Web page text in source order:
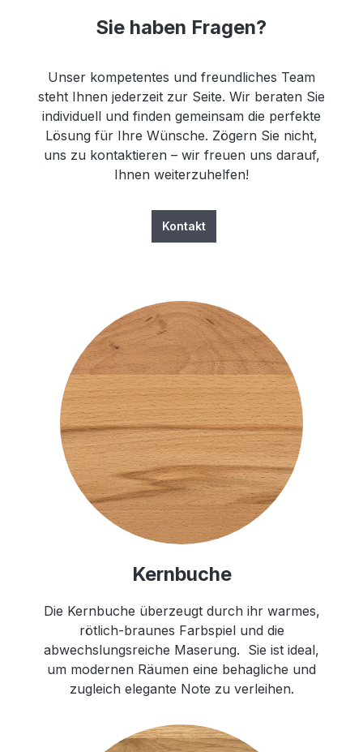
Sie haben Fragen?
Unser kompetentes und freundliches Team
steht Ihnen jederzeit zur Seite. Wir beraten Sie
individuell und finden gemeinsam die perfekte
Lösung für Ihre Wünsche. Zögern Sie nicht,
uns zu kontaktieren – wir freuen uns darauf,
Ihnen weiterzuhelfen!
Kontakt
Kernbuche
Die Kernbuche überzeugt durch ihr warmes,
rötlich-braunes Farbspiel und die
abwechslungsreiche Maserung. Sie ist ideal,
um modernen Räumen eine behagliche und
zugleich elegante Note zu verleihen.